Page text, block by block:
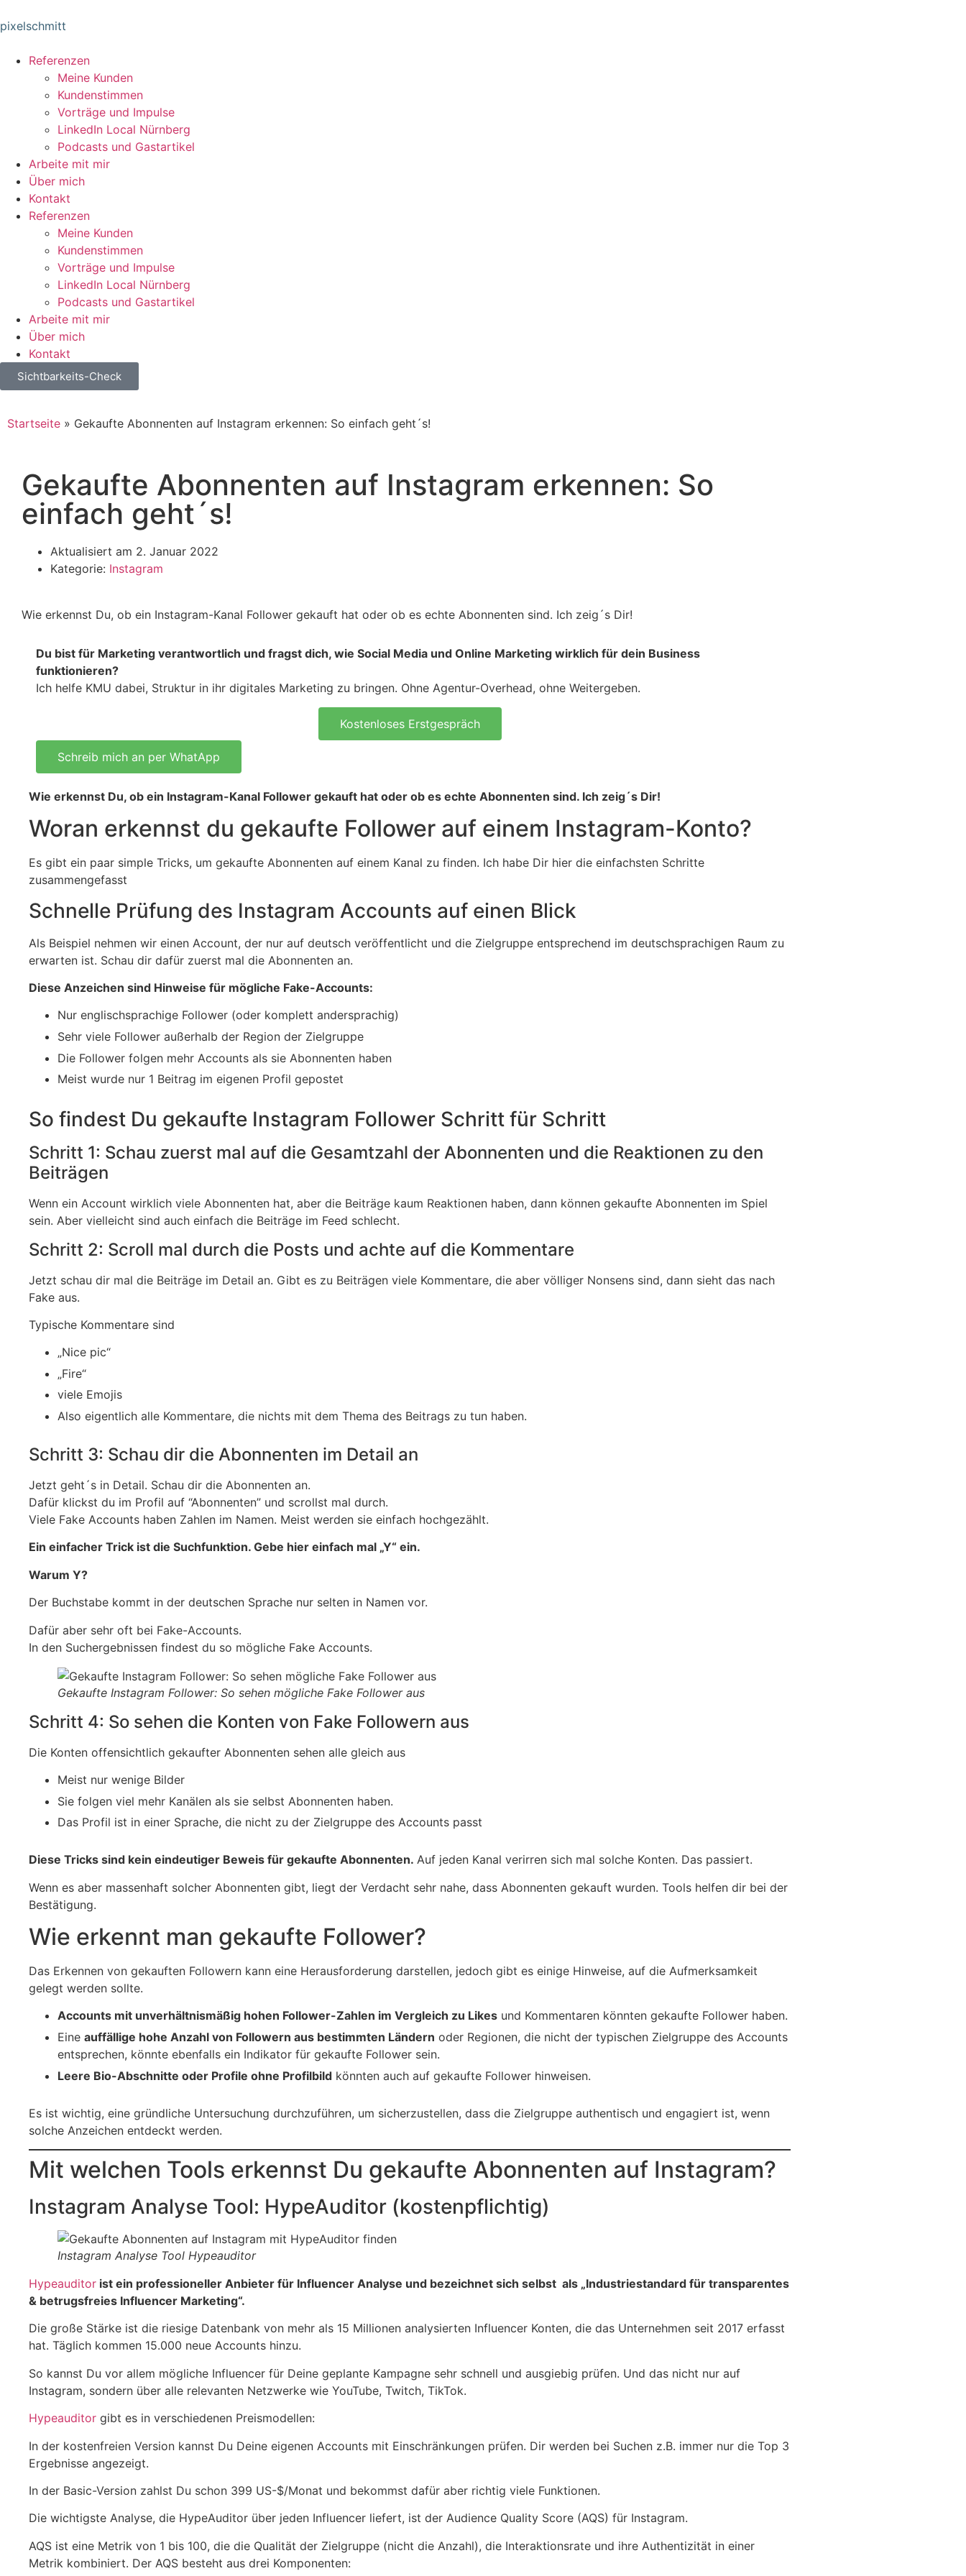
pixelschmitt
Referenzen
Meine Kunden
Kundenstimmen
Vorträge und Impulse
LinkedIn Local Nürnberg
Podcasts und Gastartikel
Arbeite mit mir
Über mich
Kontakt
Referenzen
Meine Kunden
Kundenstimmen
Vorträge und Impulse
LinkedIn Local Nürnberg
Podcasts und Gastartikel
Arbeite mit mir
Über mich
Kontakt
Sichtbarkeits-Check
Startseite » Gekaufte Abonnenten auf Instagram erkennen: So einfach geht´s!
Gekaufte Abonnenten auf Instagram erkennen: So
einfach geht´s!
Aktualisiert am 2. Januar 2022
Kategorie: Instagram
Wie erkennst Du, ob ein Instagram-Kanal Follower gekauft hat oder ob es echte Abonnenten sind. Ich zeig´s Dir!
Du bist für Marketing verantwortlich und fragst dich, wie Social Media und Online Marketing wirklich für dein Business
funktionieren?
Ich helfe KMU dabei, Struktur in ihr digitales Marketing zu bringen. Ohne Agentur-Overhead, ohne Weitergeben.
Kostenloses Erstgespräch
Schreib mich an per WhatApp
Wie erkennst Du, ob ein Instagram-Kanal Follower gekauft hat oder ob es echte Abonnenten sind. Ich zeig´s Dir!
Woran erkennst du gekaufte Follower auf einem Instagram-Konto?
Es gibt ein paar simple Tricks, um gekaufte Abonnenten auf einem Kanal zu finden. Ich habe Dir hier die einfachsten Schritte
zusammengefasst
Schnelle Prüfung des Instagram Accounts auf einen Blick
Als Beispiel nehmen wir einen Account, der nur auf deutsch veröffentlicht und die Zielgruppe entsprechend im deutschsprachigen Raum zu
erwarten ist. Schau dir dafür zuerst mal die Abonnenten an.
Diese Anzeichen sind Hinweise für mögliche Fake-Accounts:
Nur englischsprachige Follower (oder komplett andersprachig)
Sehr viele Follower außerhalb der Region der Zielgruppe
Die Follower folgen mehr Accounts als sie Abonnenten haben
Meist wurde nur 1 Beitrag im eigenen Profil gepostet
So findest Du gekaufte Instagram Follower Schritt für Schritt
Schritt 1: Schau zuerst mal auf die Gesamtzahl der Abonnenten und die Reaktionen zu den
Beiträgen
Wenn ein Account wirklich viele Abonnenten hat, aber die Beiträge kaum Reaktionen haben, dann können gekaufte Abonnenten im Spiel
sein. Aber vielleicht sind auch einfach die Beiträge im Feed schlecht.
Schritt 2: Scroll mal durch die Posts und achte auf die Kommentare
Jetzt schau dir mal die Beiträge im Detail an. Gibt es zu Beiträgen viele Kommentare, die aber völliger Nonsens sind, dann sieht das nach
Fake aus.
Typische Kommentare sind
„Nice pic“
„Fire“
viele Emojis
Also eigentlich alle Kommentare, die nichts mit dem Thema des Beitrags zu tun haben.
Schritt 3: Schau dir die Abonnenten im Detail an
Jetzt geht´s in Detail. Schau dir die Abonnenten an.
Dafür klickst du im Profil auf “Abonnenten” und scrollst mal durch.
Viele Fake Accounts haben Zahlen im Namen. Meist werden sie einfach hochgezählt.
Ein einfacher Trick ist die Suchfunktion. Gebe hier einfach mal „Y“ ein.
Warum Y?
Der Buchstabe kommt in der deutschen Sprache nur selten in Namen vor.
Dafür aber sehr oft bei Fake-Accounts.
In den Suchergebnissen findest du so mögliche Fake Accounts.
Gekaufte Instagram Follower: So sehen mögliche Fake Follower aus
Schritt 4: So sehen die Konten von Fake Followern aus
Die Konten offensichtlich gekaufter Abonnenten sehen alle gleich aus
Meist nur wenige Bilder
Sie folgen viel mehr Kanälen als sie selbst Abonnenten haben.
Das Profil ist in einer Sprache, die nicht zu der Zielgruppe des Accounts passt
Diese Tricks sind kein eindeutiger Beweis für gekaufte Abonnenten. Auf jeden Kanal verirren sich mal solche Konten. Das passiert.
Wenn es aber massenhaft solcher Abonnenten gibt, liegt der Verdacht sehr nahe, dass Abonnenten gekauft wurden. Tools helfen dir bei der
Bestätigung.
Wie erkennt man gekaufte Follower?
Das Erkennen von gekauften Followern kann eine Herausforderung darstellen, jedoch gibt es einige Hinweise, auf die Aufmerksamkeit
gelegt werden sollte.
Accounts mit unverhältnismäßig hohen Follower-Zahlen im Vergleich zu Likes und Kommentaren könnten gekaufte Follower haben.
Eine auffällige hohe Anzahl von Followern aus bestimmten Ländern oder Regionen, die nicht der typischen Zielgruppe des Accounts
entsprechen, könnte ebenfalls ein Indikator für gekaufte Follower sein.
Leere Bio-Abschnitte oder Profile ohne Profilbild könnten auch auf gekaufte Follower hinweisen.
Es ist wichtig, eine gründliche Untersuchung durchzuführen, um sicherzustellen, dass die Zielgruppe authentisch und engagiert ist, wenn
solche Anzeichen entdeckt werden.
Mit welchen Tools erkennst Du gekaufte Abonnenten auf Instagram?
Instagram Analyse Tool: HypeAuditor (kostenpflichtig)
Instagram Analyse Tool Hypeauditor
Hypeauditor ist ein professioneller Anbieter für Influencer Analyse und bezeichnet sich selbst als „Industriestandard für transparentes
& betrugsfreies Influencer Marketing“.
Die große Stärke ist die riesige Datenbank von mehr als 15 Millionen analysierten Influencer Konten, die das Unternehmen seit 2017 erfasst
hat. Täglich kommen 15.000 neue Accounts hinzu.
So kannst Du vor allem mögliche Influencer für Deine geplante Kampagne sehr schnell und ausgiebig prüfen. Und das nicht nur auf
Instagram, sondern über alle relevanten Netzwerke wie YouTube, Twitch, TikTok.
Hypeauditor gibt es in verschiedenen Preismodellen:
In der kostenfreien Version kannst Du Deine eigenen Accounts mit Einschränkungen prüfen. Dir werden bei Suchen z.B. immer nur die Top 3
Ergebnisse angezeigt.
In der Basic-Version zahlst Du schon 399 US-$/Monat und bekommst dafür aber richtig viele Funktionen.
Die wichtigste Analyse, die HypeAuditor über jeden Influencer liefert, ist der Audience Quality Score (AQS) für Instagram.
AQS ist eine Metrik von 1 bis 100, die die Qualität der Zielgruppe (nicht die Anzahl), die Interaktionsrate und ihre Authentizität in einer
Metrik kombiniert. Der AQS besteht aus drei Komponenten: